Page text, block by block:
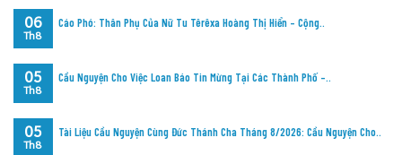
Cáo Phó: Thân Phụ Của Nữ Tu Têrêxa Hoàng Thị Hiển – Cộng..
06
Th8
Cầu Nguyện Cho Việc Loan Báo Tin Mừng Tại Các Thành Phố –..
05
Th8
Tài Liệu Cầu Nguyện Cùng Đức Thánh Cha Tháng 8/2026: Cầu Nguyện Cho..
05
Th8